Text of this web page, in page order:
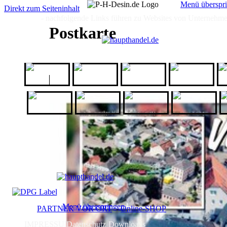
Direkt zum Seiteninhalt
Postkarte
Menü
- nachfolgende Links führen zu Websites von
kurz-mal-
weg
Logo-Matten
Jewellery
Menü überspringen
IMPRESSUMDatenschutz Downloads
PARTNER VOR ORT-Online-SHOP